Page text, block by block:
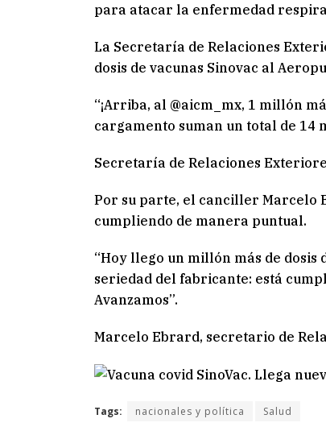
para atacar la enfermedad
La Secretaría de Relaciones
dosis de vacunas Sinovac al
“¡Arriba, al @aicm_mx, 1 millón
cargamento suman un total de 14
Secretaría de Relaciones
Por su parte, el canciller Marcelo
cumpliendo de manera puntual.
“Hoy llego un millón más de dosis
seriedad del fabricante: está
Avanzamos”.
Marcelo Ebrard, secretario de
Tags: nacionales y política Salud